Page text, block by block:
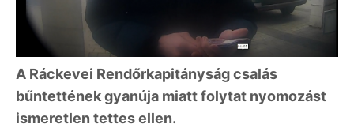
A Ráckevei Rendőrkapitányság csalás
bűntettének gyanúja miatt folytat nyomozást
ismeretlen tettes ellen.